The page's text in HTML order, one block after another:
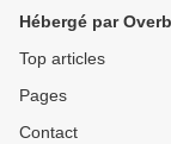
Hébergé par
Top articles
Pages
Contact